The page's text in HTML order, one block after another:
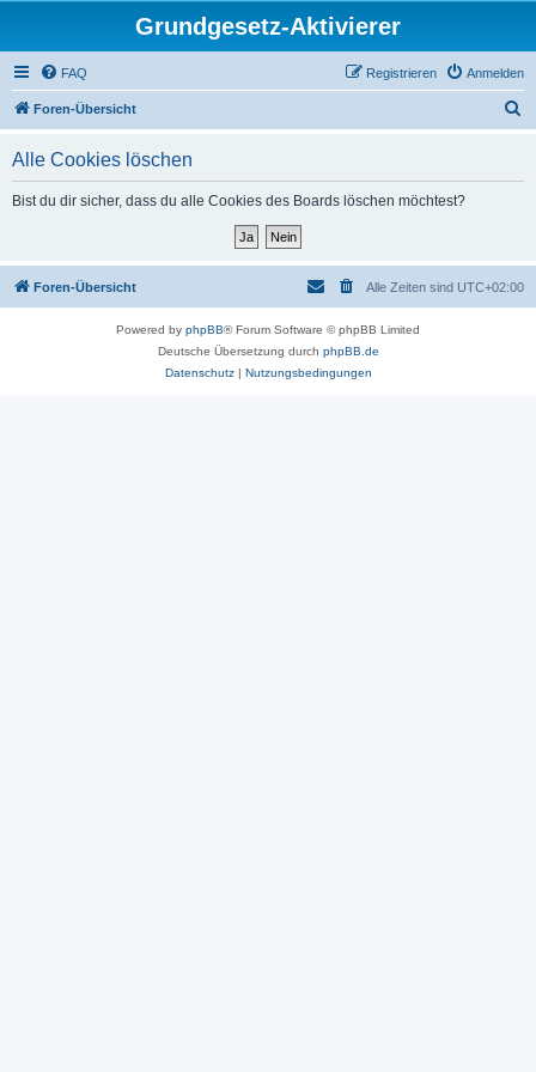
Grundgesetz-Aktivierer
FAQ Anmelden
Registrieren
Foren-Übersicht
Alle Cookies löschen
Bist du dir sicher, dass du alle Cookies des Boards löschen möchtest?
Foren-Übersicht Alle Zeiten sind UTC+02:00
Powered by phpBB® Forum Software © phpBB Limited
Deutsche Übersetzung durch phpBB.de
Datenschutz| Nutzungsbedingungen